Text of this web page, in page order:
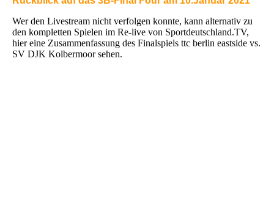
Wer den Livestream nicht verfolgen konnte, kann alternativ zu
den kompletten Spielen im Re-live von Sportdeutschland.TV,
hier eine Zusammenfassung des Finalspiels ttc berlin eastside vs.
SV DJK Kolbermoor sehen.